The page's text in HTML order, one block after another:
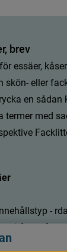
r, brev
för essäer, kåser
skön- eller fac
rycka en sådan
termer med sa
pektive Facklitt
nnehållstyp - rda
ogf) [länka]